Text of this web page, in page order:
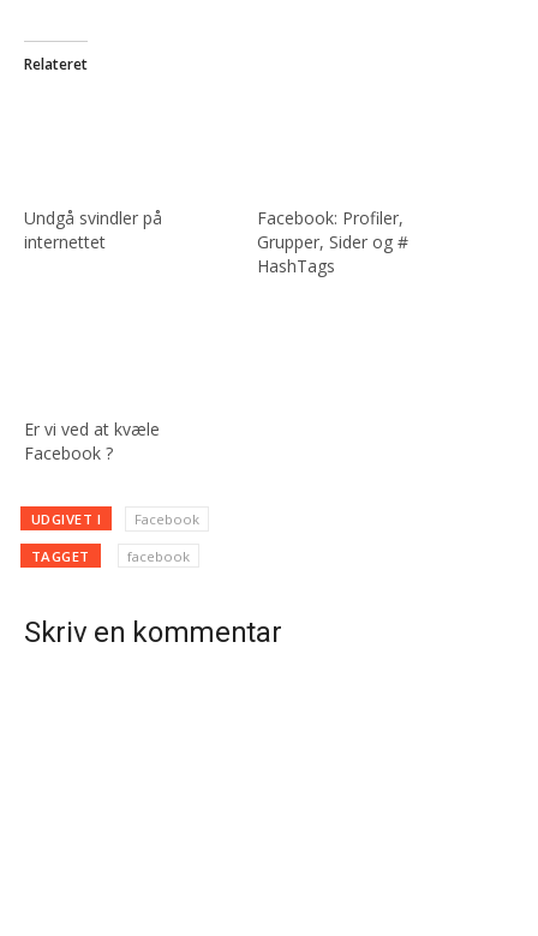
Relateret
Undgå svindler på
internettet
Facebook: Profiler,
Grupper, Sider og #
HashTags
Er vi ved at kvæle
Facebook ?
UDGIVET I Facebook
TAGGET facebook
Skriv en kommentar